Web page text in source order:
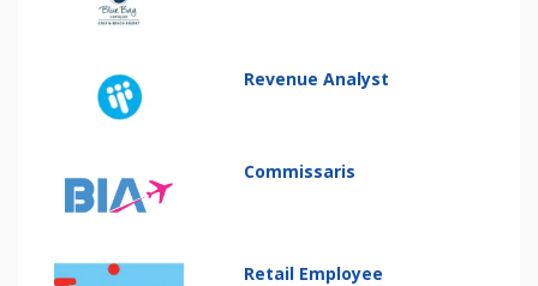
Revenue Analyst
Commissaris
Retail Employee